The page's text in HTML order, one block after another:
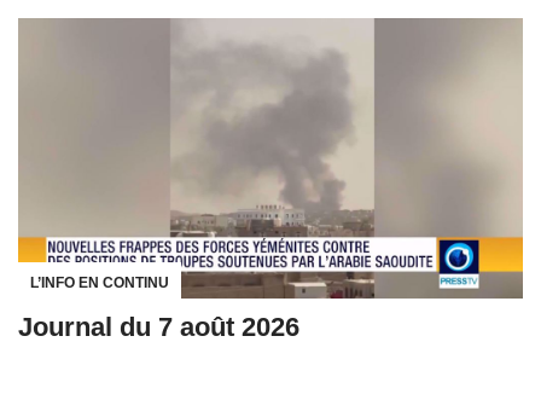
L’INFO EN CONTINU
Journal du 7 août 2026